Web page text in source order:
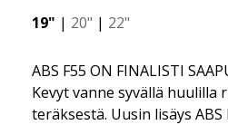
19" | 20" | 22"
ABS F55 ON FINALISTI
Kevyt vanne syvällä huulilla
teräksestä. Uusin lisäys